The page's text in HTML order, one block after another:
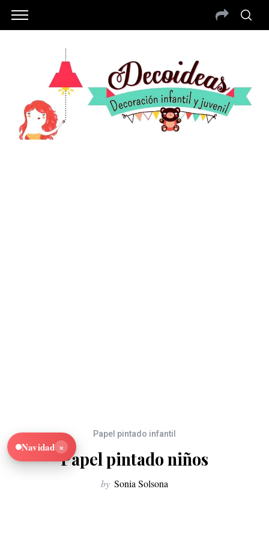
Papel pintado infantil
Papel pintado niños
by Sonia Solsona
Navidad ×